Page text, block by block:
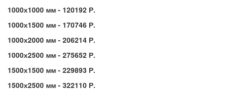
1000х1000 мм - 120192 Р.
1000х1500 мм - 170746 Р.
1000х2000 мм - 206214 Р.
1000х2500 мм - 275652 Р.
1500х1500 мм - 229893 Р.
1500х2500 мм - 322110 Р.